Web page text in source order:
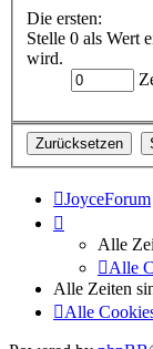
Die ersten:
Stelle 0 als Wert
wird.
JoyceForum
Alle
Alle
Alle Zeiten
Alle